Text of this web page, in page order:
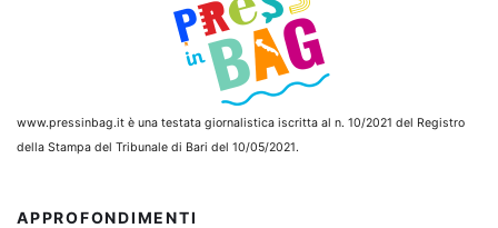
www.pressinbag.it è una testata giornalistica iscritta al n. 10/2021 del Registro
della Stampa del Tribunale di Bari del 10/05/2021.
APPROFONDIMENTI